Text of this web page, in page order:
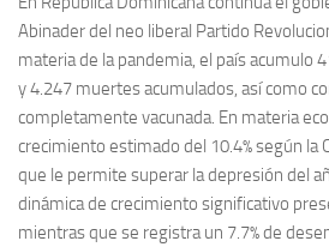
Abinader del neo liberal Partido
materia de la pandemia, el país acumulo
y 4.247 muertes acumulados, así como
completamente vacunada. En materia
crecimiento estimado del 10.4% según la
que le permite superar la depresión del
dinámica de crecimiento significativo
mientras que se registra un 7.7% de